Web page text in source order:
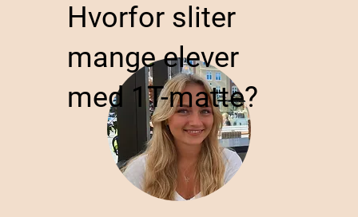
Hvorfor sliter
mange elever
med 1T-matte?